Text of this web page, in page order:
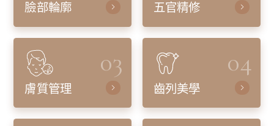
臉部輪廓 五官精修
03
膚質管理
04
齒列美學